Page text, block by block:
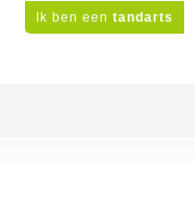
Ik ben een tandarts